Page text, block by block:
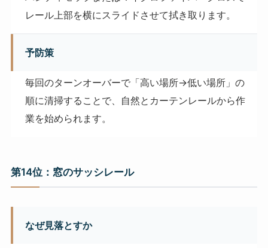
レール上部を横にスライドさせて拭き取ります。
予防策
毎回のターンオーバーで「高い場所→低い場所」の
順に清掃することで、自然とカーテンレールから作
業を始められます。
第14位：窓のサッシレール
なぜ見落とすか